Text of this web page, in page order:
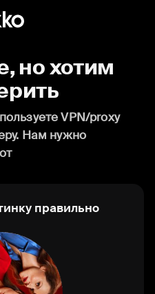
но хотим
VPN/proxy
Нам нужно
правильно